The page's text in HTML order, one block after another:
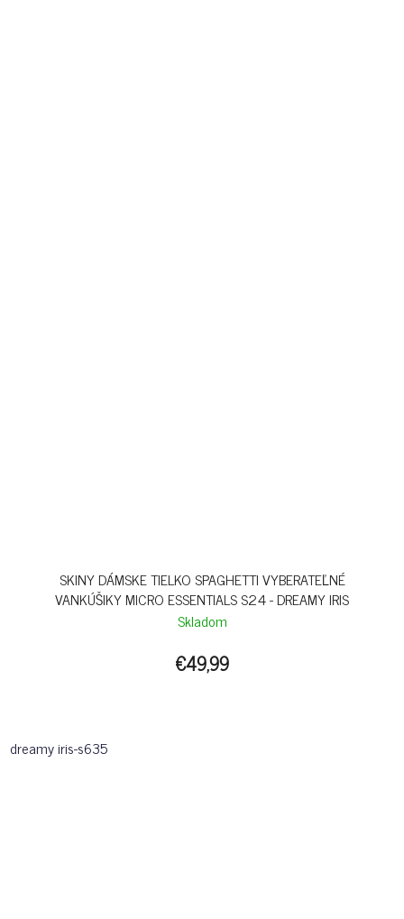
SKINY DÁMSKE TIELKO SPAGHETTI VYBERATEĽNÉ
VANKÚŠIKY MICRO ESSENTIALS S24 - DREAMY IRIS
Skladom
€49,99
dreamy iris-s635